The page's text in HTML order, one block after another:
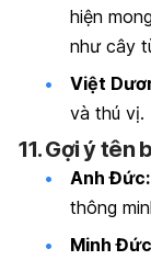
hiện
như cây
Việt
và thú vị.
11.Gợi ý tên
Anh Đức:
thông
Minh